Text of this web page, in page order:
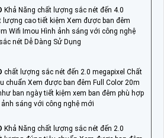
Khả Năng chất lượng sắc nét đến 4.0
lượng cao tiết kiệm Xem được ban đêm
Wifi Imou Hình ảnh sáng với công nghệ
nét Dễ Dàng Sử Dụng
chất lượng sắc nét đến 2.0 megapixel Chất
chuẩn Xem được ban đêm Full Color 20m
ban ngày tiết kiệm xem ban đêm phù hợp
sáng với công nghệ mới
Khả Năng chất lượng sắc nét đến 2.0